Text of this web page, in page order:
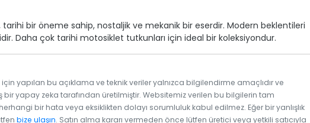
tarihi bir öneme sahip, nostaljik ve mekanik bir eserdir. Modern beklentileri
Daha çok tarihi motosiklet tutkunları için ideal bir koleksiyondur.
için yapılan bu açıklama ve teknik veriler yalnızca bilgilendirme amaçlıdır ve
bir yapay zeka tarafından üretilmiştir. Websitemiz verilen bu bilgilerin tam
bir hata veya eksiklikten dolayı sorumluluk kabul edilmez. Eğer bir yanlışlık
bize ulaşın. Satın alma kararı vermeden önce lütfen üretici veya yetkili satıcıyla